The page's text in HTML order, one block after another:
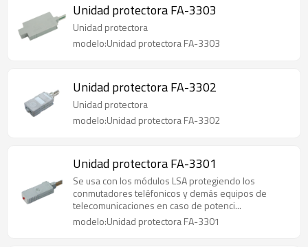
Unidad protectora FA-3303
Unidad protectora
modelo:Unidad protectora FA-3303
Unidad protectora FA-3302
Unidad protectora
modelo:Unidad protectora FA-3302
Unidad protectora FA-3301
Se usa con los módulos LSA protegiendo los
conmutadores teléfonicos y demás equipos de
telecomunicaciones en caso de potenci...
modelo:Unidad protectora FA-3301